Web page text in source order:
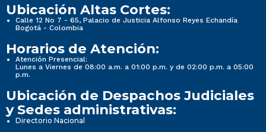
Ubicación Altas Cortes:
Calle 12 No 7 - 65, Palacio de Justicia Alfonso Reyes Echandía
Bogotá - Colombia
Horarios de Atención:
Atención Presencial:
Lunes a Viernes de 08:00 a.m. a 01:00 p.m. y de 02:00 p.m. a 05:00
p.m.
Ubicación de Despachos Judiciales
y Sedes administrativas:
Directorio Nacional